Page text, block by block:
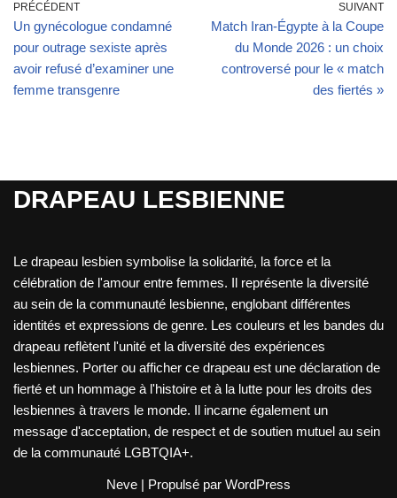
PRÉCÉDENT
Un gynécologue condamné
pour outrage sexiste après
avoir refusé d’examiner une
femme transgenre
SUIVANT
Match Iran-Égypte à la Coupe
du Monde 2026 : un choix
controversé pour le « match
des fiertés »
DRAPEAU LESBIENNE
Le drapeau lesbien symbolise la solidarité, la force et la
célébration de l'amour entre femmes. Il représente la diversité
au sein de la communauté lesbienne, englobant différentes
identités et expressions de genre. Les couleurs et les bandes du
drapeau reflètent l'unité et la diversité des expériences
lesbiennes. Porter ou afficher ce drapeau est une déclaration de
fierté et un hommage à l'histoire et à la lutte pour les droits des
lesbiennes à travers le monde. Il incarne également un
message d'acceptation, de respect et de soutien mutuel au sein
de la communauté LGBTQIA+.
Neve | Propulsé par WordPress